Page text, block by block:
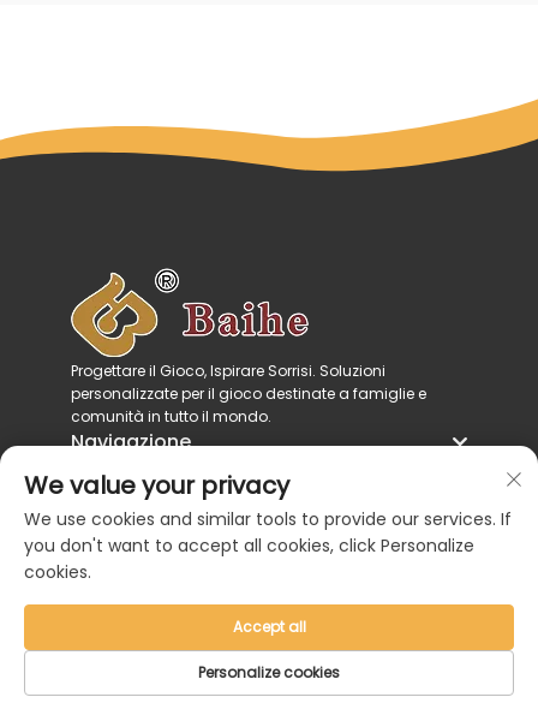
Progettare il Gioco, Ispirare Sorrisi. Soluzioni
personalizzate per il gioco destinate a famiglie e
comunità in tutto il mondo.
Navigazione
Categorie di prodotto
Contattaci
Copyright © 2026 di Zhejiang Baihe Industrial
Informativa sulla privacy
We value your privacy
We use cookies and similar tools to provide our services. If
you don't want to accept all cookies, click Personalize
cookies.
Personalize cookies
Accept all